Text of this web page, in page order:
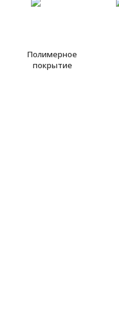
Полимерное
покрытие